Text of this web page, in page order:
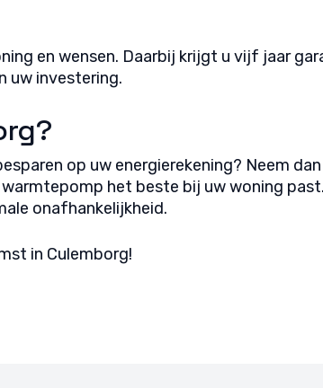
en wensen. Daarbij krijgt u vijf jaar
uw investering.
op uw energierekening? Neem
warmtepomp het beste bij uw woning
onafhankelijkheid.
in Culemborg!